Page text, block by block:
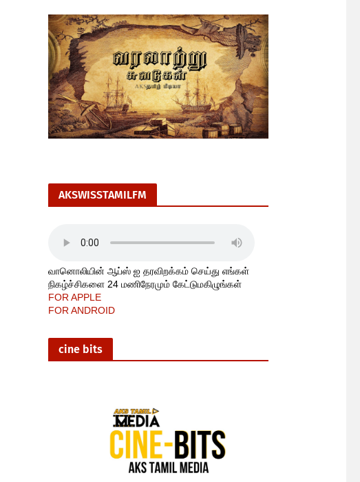
AKSWISSTAMILFM
வானொலியின் ஆப்ஸ் ஐ தரவிறக்கம் செய்து எங்கள்
நிகழ்ச்சிகளை 24 மணிநேரமும் கேட்டுமகிழுங்கள்
FOR APPLE
FOR ANDROID
cine bits